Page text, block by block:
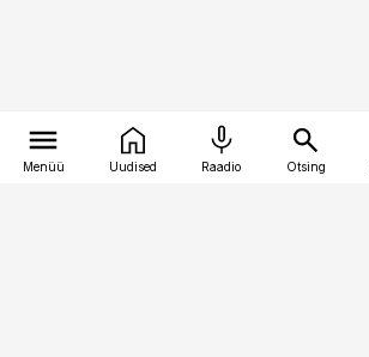
Menüü Uudised Raadio Otsing